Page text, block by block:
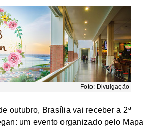
Foto: Divulgação
outubro, Brasília vai receber a 2ª
um evento organizado pelo Mapa